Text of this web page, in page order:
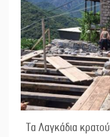
Τα Λαγκάδια